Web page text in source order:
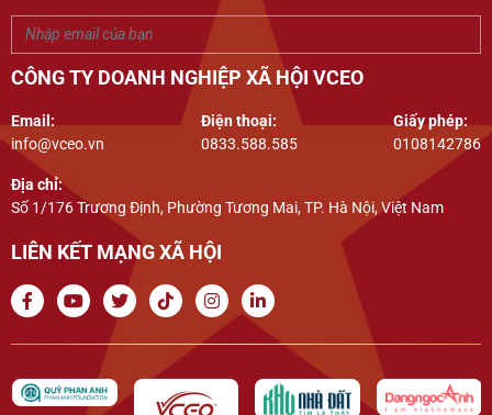
CÔNG TY DOANH NGHIỆP XÃ HỘI VCEO
Email:
info@vceo.vn
Điện thoại:
0833.588.585
Giấy phép:
0108142786
Địa chỉ:
Số 1/176 Trương Định, Phường Tương Mai, TP. Hà Nội, Việt Nam
LIÊN KẾT MẠNG XÃ HỘI